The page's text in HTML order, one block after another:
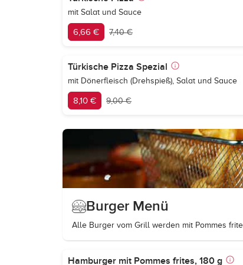
mit Salat und Sauce
6,66 € 7,40 €
Türkische Pizza Spezial
mit Dönerfleisch (Drehspieß), Salat und Sauce
8,10 € 9,00 €
Burger Menü
Alle Burger vom Grill werden mit Pommes
Hamburger mit Pommes frites, 180 g